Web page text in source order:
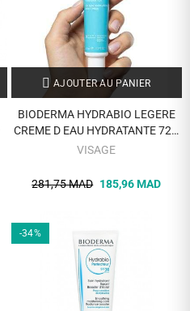
AJOUTER AU PANIER
BIODERMA HYDRABIO LEGERE
CREME D EAU HYDRATANTE 72H
40 ML
VISAGE
281,75 MAD 185,96 MAD
-34%